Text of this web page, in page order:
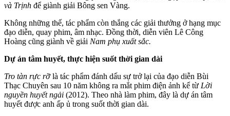
và Trịnh để giành giải Bông sen Vàng.
Không những thế, tác phẩm còn thắng các giải thưởng ở hạng mục
đạo diễn, quay phim, âm nhạc. Đồng thời, diễn viên Lê Công
Hoàng cũng giành về giải Nam phụ xuất sắc.
Dự án tâm huyết, thực hiện suốt thời gian dài
Tro tàn rực rỡlà tác phẩm đánh dấu sự trở lại của đạo diễn Bùi
Thạc Chuyên sau 10 năm không ra mắt phim điện ảnh kể từ Lời
nguyền huyết ngải (2012). Theo nhà làm phim, đây là dự án tâm
huyết được anh ấp ủ trong suốt thời gian dài.